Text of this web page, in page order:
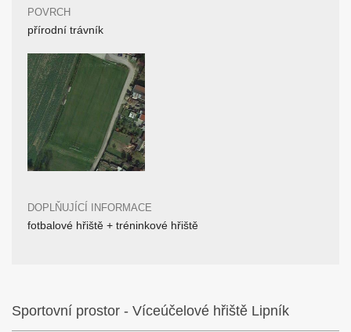
POVRCH
přírodní trávník
DOPLŇUJÍCÍ INFORMACE
fotbalové hřiště + tréninkové hřiště
Sportovní prostor - Víceúčelové hřiště Lipník